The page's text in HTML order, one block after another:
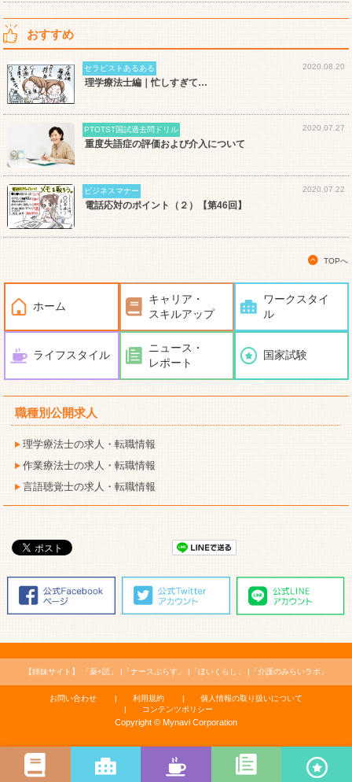
おすすめ
セラピストあるある 2020.08.20
理学療法士編｜忙しすぎて…
PTOTST国試過去問ドリル 2020.07.27
重度失語症の評価および介入について
ビジネスマナー 2020.07.22
電話応対のポイント（２）【第46回】
TOPへ
ホーム
キャリア・
スキルアップ
ワークスタイ
ル
ライフスタイル
ニュース・
レポート
国家試験
職種別公開求人
理学療法士の求人・転職情報
作業療法士の求人・転職情報
言語聴覚士の求人・転職情報
【姉妹サイト】 「薬+読」 「ナースぷらす」 「ほいくらし」 「介護のみらいラボ」
お問い合わせ 利用規約
個人情報の取り扱いについて
コンテンツポリシー
Copyright © Mynavi Corporation